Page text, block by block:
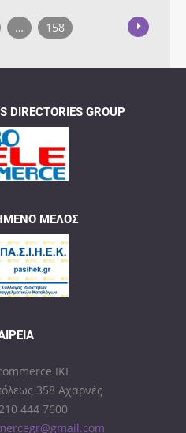
… 158
DIRECTORIES GROUP
ΜΈΛΟΣ
IKE
358 Αχαρνές
444 7600